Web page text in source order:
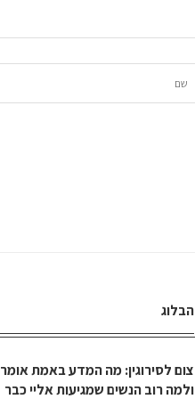
הבלוג
צום לסירוגין: מה המדע באמת אומר
ולמה רוב הנשים שמגיעות אליי כבר